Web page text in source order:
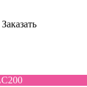
Заказать